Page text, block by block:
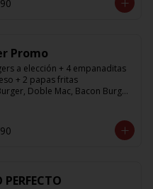
Promo
a elección + 4 empanaditas
+ 2 papas fritas
Doble Mac, Bacon Burger,
PERFECTO